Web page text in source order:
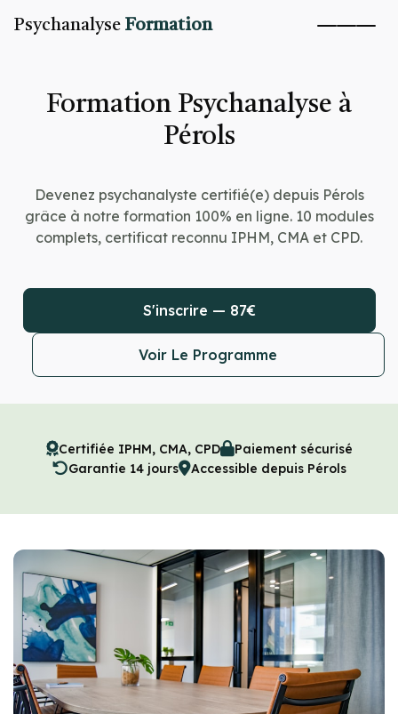
Psychanalyse Formation
Formation Psychanalyse à
Pérols
Devenez psychanalyste certifié(e) depuis Pérols
grâce à notre formation 100% en ligne. 10 modules
complets, certificat reconnu IPHM, CMA et CPD.
S'inscrire — 87€
Voir Le Programme
Certifiée IPHM, CMA, CPD
Paiement sécurisé
Garantie 14 jours
Accessible depuis Pérols